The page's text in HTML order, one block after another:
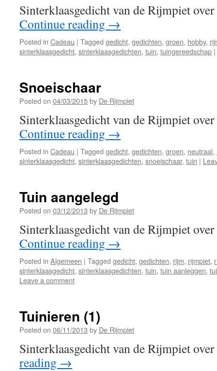
Sinterklaasgedicht van de Rijmpiet
Continue reading →
Posted in Cadeau | Tagged gedicht, gedichten, groen, hobby,
sinterklaasgedicht, sinterklaasgedichten, tuin, tuingereedschap |
Snoeischaar
Posted on 04/03/2015by De Rijmpiet
Sinterklaasgedicht van de Rijmpiet over
Continue reading →
Posted in Cadeau | Tagged gedicht, gedichten, groen, neutraal,
sinterklaasgedicht, sinterklaasgedichten, snoeischaar, tuin |
Tuin aangelegd
Posted on 03/12/2013 by De Rijmpiet
Sinterklaasgedicht van de Rijmpiet
Continue reading →
Posted in Algemeen | Tagged gedicht, gedichten, rijm, rijmpiet,
sinterklaasgedicht, sinterklaasgedichten, tuin, tuin aanleggen,
Leave a comment
Tuinieren (1)
Posted on 06/11/2013 by De Rijmpiet
Sinterklaasgedicht van de Rijmpiet
reading →